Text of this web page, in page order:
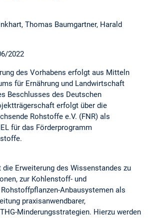
Thomas Baumgartner, Harald
2022
des Vorhabens erfolgt aus Mitteln
für Ernährung und Landwirtschaft
Beschlusses des Deutschen
erfolgt über die
Rohstoffe e.V. (FNR) als
für das Förderprogramm
Erweiterung des Wissenstandes zu
zur Kohlenstoff- und
Anbausystemen als
praxisanwendbarer,
Minderungsstrategien. Hierzu werden